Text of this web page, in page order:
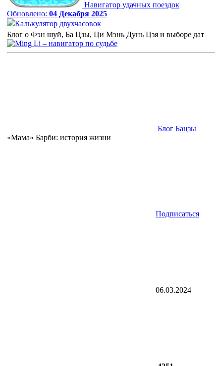
Навигатор удачных поездок
Обновлено: 04 Декабря 2025
Калькулятор двухчасовок
Блог о Фэн шуй, Ба Цзы, Ци Мэнь Дунь Цзя и выборе дат
Блог Бацзы
«Мама» Барби: история жизни
Подписаться
06.03.2024